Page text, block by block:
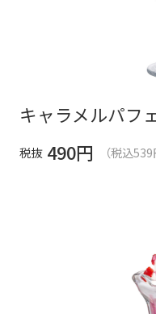
キャラメルパフ
税抜 490円 （税込539